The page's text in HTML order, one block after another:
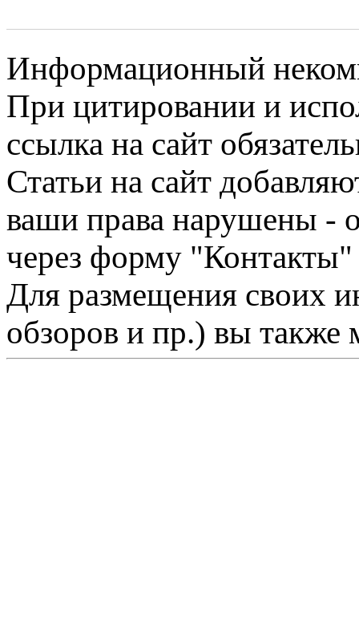
Информационный
При цитировании и
ссылка на сайт
Статьи на сайт
ваши права нарушены -
через форму "Контакты"
Для размещения своих
обзоров и пр.) вы также